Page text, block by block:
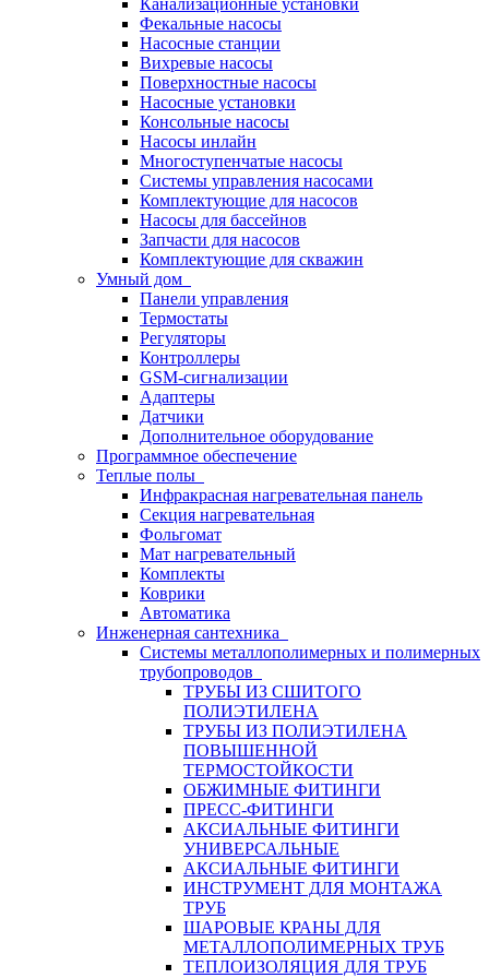
Канализационные установки
Фекальные насосы
Насосные станции
Вихревые насосы
Поверхностные насосы
Насосные установки
Консольные насосы
Насосы инлайн
Многоступенчатые насосы
Системы управления насосами
Комплектующие для насосов
Насосы для бассейнов
Запчасти для насосов
Комплектующие для скважин
Умный дом
Панели управления
Термостаты
Регуляторы
Контроллеры
GSM-сигнализации
Адаптеры
Датчики
Дополнительное оборудование
Программное обеспечение
Теплые полы
Инфракрасная нагревательная панель
Секция нагревательная
Фольгомат
Мат нагревательный
Комплекты
Коврики
Автоматика
Инженерная сантехника
Системы металлополимерных и полимерных
трубопроводов
ТРУБЫ ИЗ СШИТОГО
ПОЛИЭТИЛЕНА
ТРУБЫ ИЗ ПОЛИЭТИЛЕНА
ПОВЫШЕННОЙ
ТЕРМОСТОЙКОСТИ
ОБЖИМНЫЕ ФИТИНГИ
ПРЕСС-ФИТИНГИ
АКСИАЛЬНЫЕ ФИТИНГИ
УНИВЕРСАЛЬНЫЕ
АКСИАЛЬНЫЕ ФИТИНГИ
ИНСТРУМЕНТ ДЛЯ МОНТАЖА
ТРУБ
ШАРОВЫЕ КРАНЫ ДЛЯ
МЕТАЛЛОПОЛИМЕРНЫХ ТРУБ
ТЕПЛОИЗОЛЯЦИЯ ДЛЯ ТРУБ